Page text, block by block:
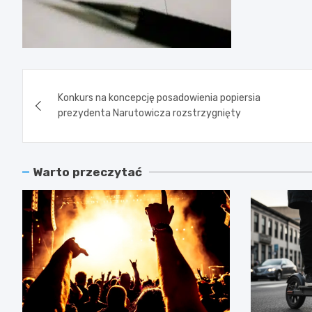
wpisu
Konkurs na koncepcję posadowienia popiersia
prezydenta Narutowicza rozstrzygnięty
Warto przeczytać